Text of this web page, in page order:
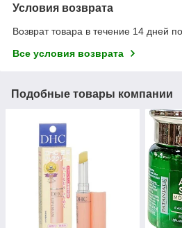
Условия возврата
Возврат товара в течение 14 дней
Все условия возврата
Подобные товары компании